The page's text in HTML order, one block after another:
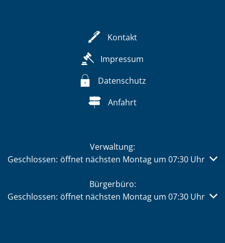
Kontakt
Impressum
Datenschutz
Anfahrt
Verwaltung:
Klicken, um weitere Öffnungs- oder Schließzeiten
Geschlossen: öffnet nächsten Montag um 07:30 Uhr
Bürgerbüro:
Klicken, um weitere Öffnungs- oder Schließzeiten
Geschlossen: öffnet nächsten Montag um 07:30 Uhr